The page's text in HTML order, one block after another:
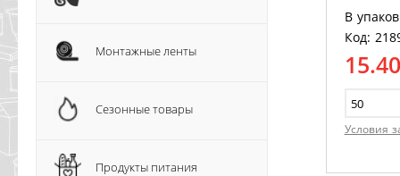
Монтажные ленты
Сезонные товары
Продукты питания
В
Код:
Условия